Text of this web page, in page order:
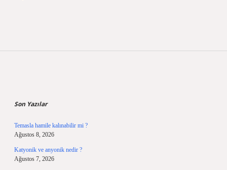
Son Yazılar
Temasla hamile kalınabilir mi ?
Ağustos 8, 2026
Katyonik ve anyonik nedir ?
Ağustos 7, 2026